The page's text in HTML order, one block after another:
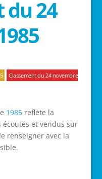
du 24
Classement du 24 novembre
1985reflète la
et vendus sur
renseigner avec la